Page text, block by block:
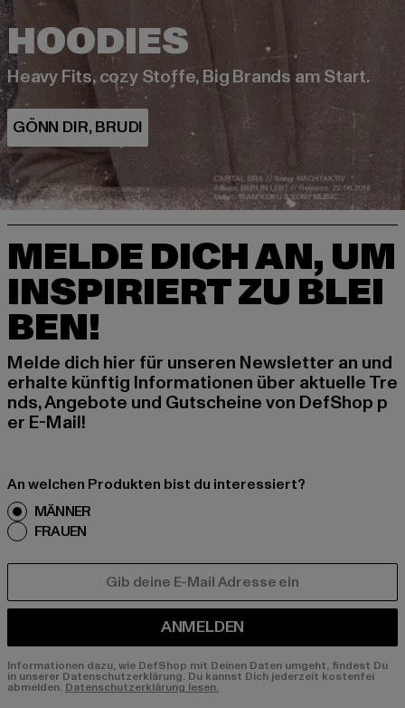
Heavy Fits, cozy Stoffe, Big Brands am Start.
MELDE DICH AN, UM
INSPIRIERT ZU BLEI
BEN!
Melde dich hier für unseren Newsletter an und
erhalte künftig Informationen über aktuelle Tre
nds, Angebote und Gutscheine von DefShop p
er E-Mail!
An welchen Produkten bist du interessiert?
MÄNNER
FRAUEN
ANMELDEN
Informationen dazu, wie DefShop mit Deinen Daten umgeht, findest Du
in unserer Datenschutzerklärung. Du kannst Dich jederzeit kostenfei
abmelden. Datenschutzerklärung lesen.